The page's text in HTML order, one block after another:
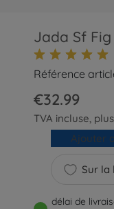
Jada Sf
Référence
€32.99
TVA incluse, plus
Sur la
Ajouter
délai de